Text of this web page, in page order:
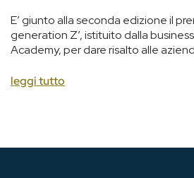
E’ giunto alla seconda edizione il
generation Z’, istituito dalla
Academy, per dare risalto alle
leggi tutto